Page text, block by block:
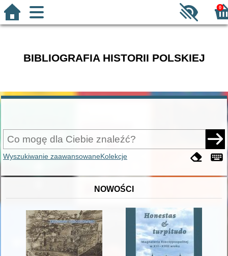
0
BIBLIOGRAFIA HISTORII POLSKIEJ
Wyszukiwanie zaawansowaneKolekcje
NOWOŚCI